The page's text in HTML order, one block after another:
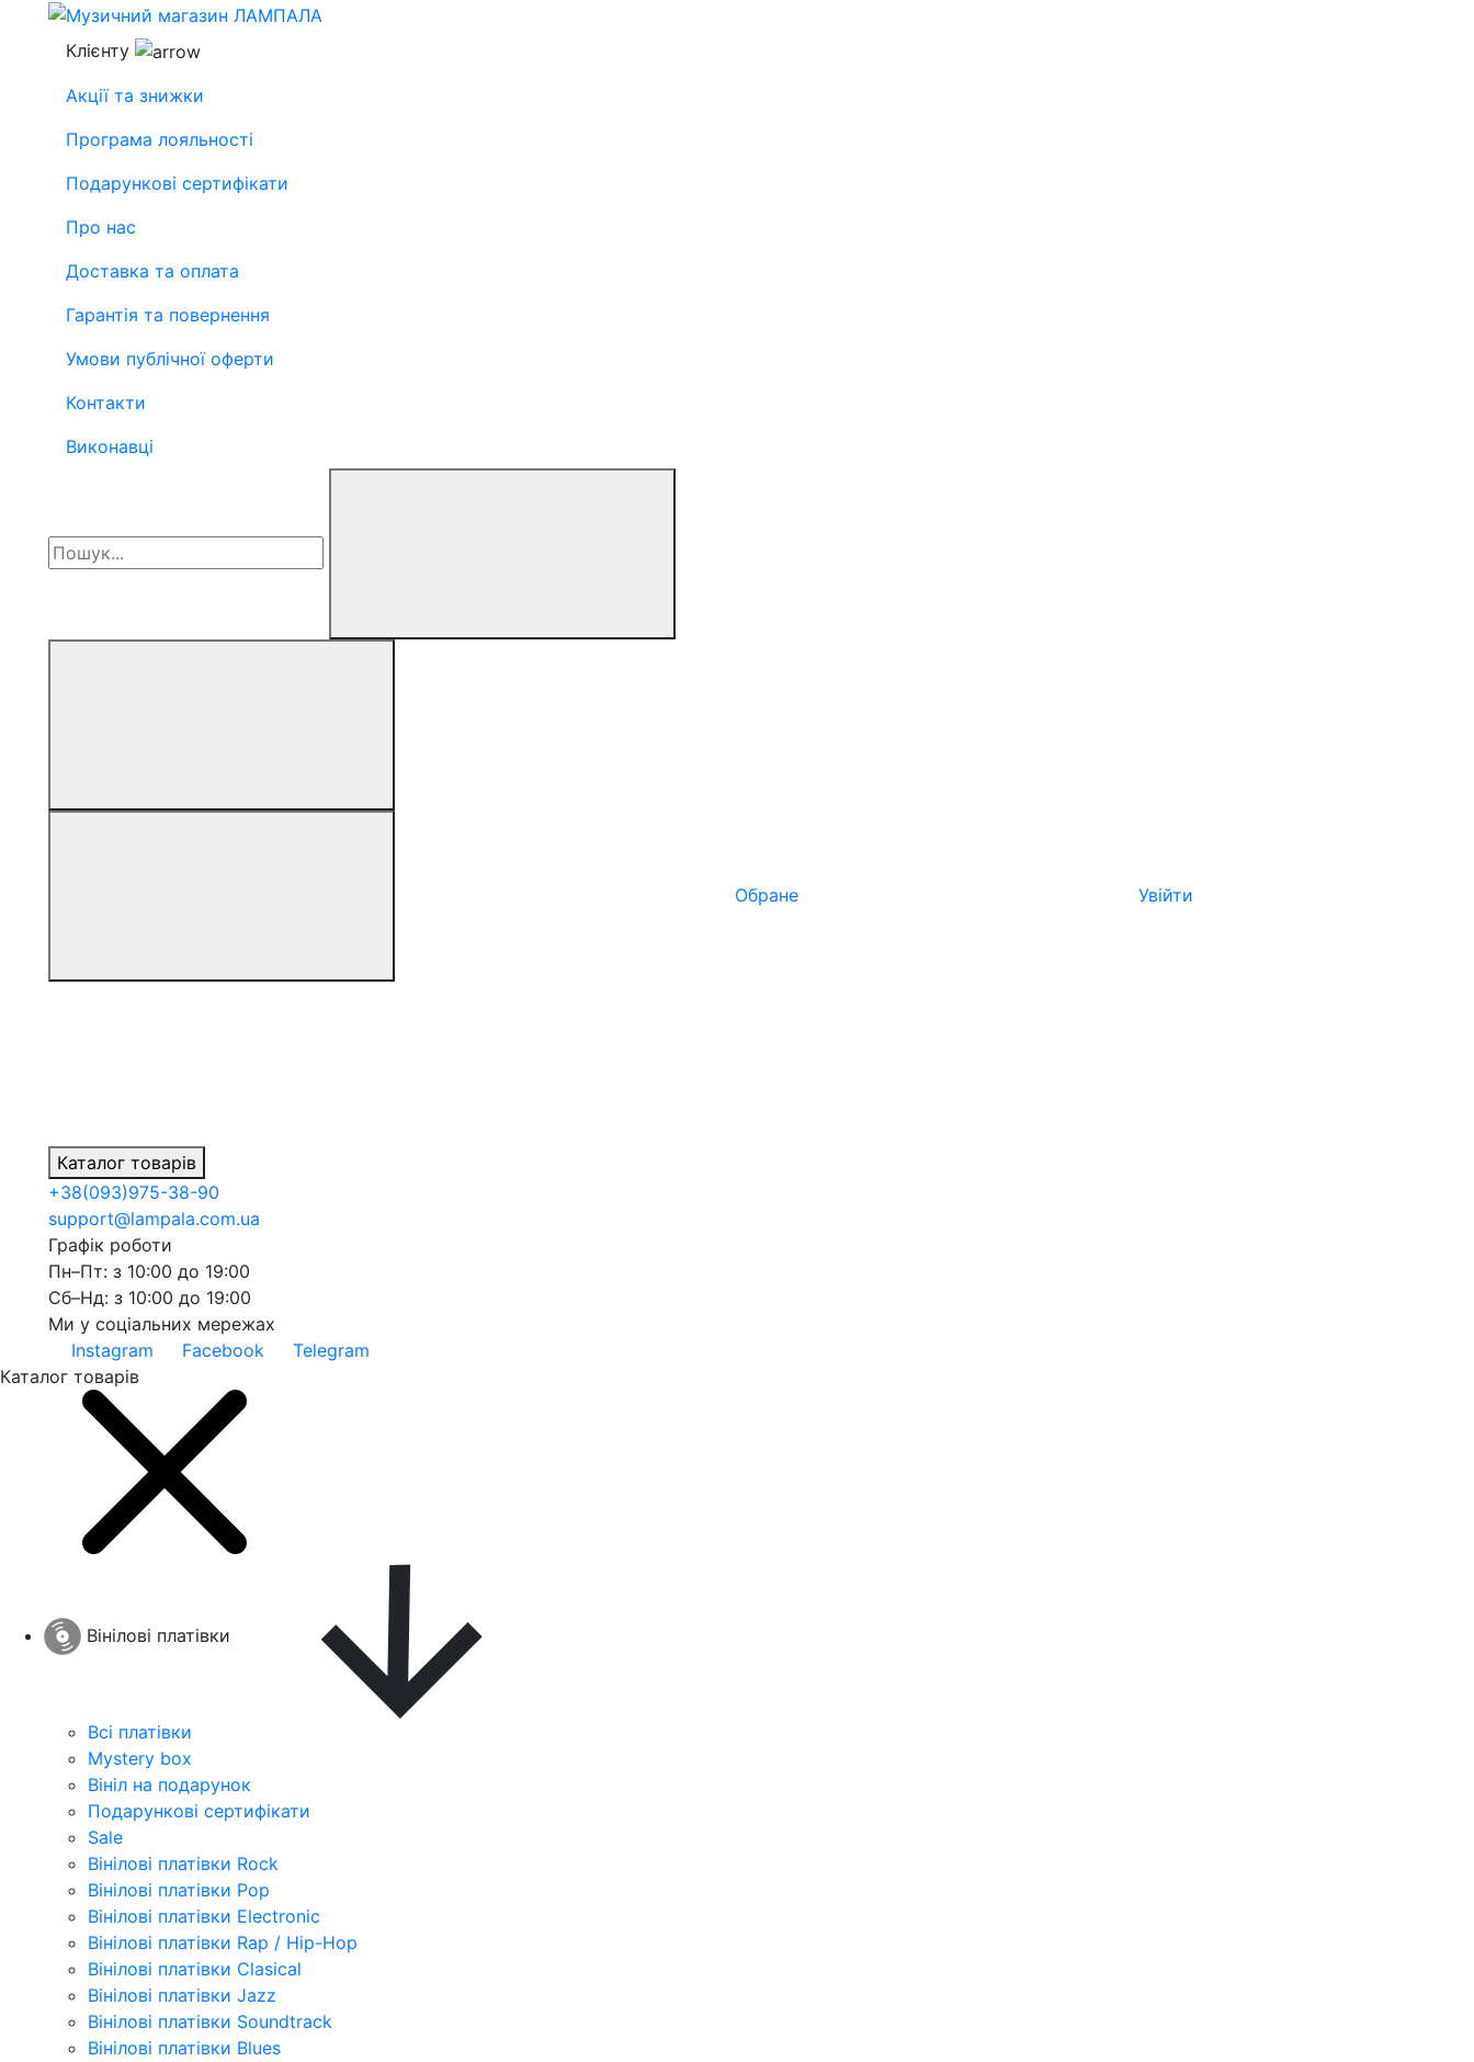
Клієнту
Акції та знижки
Програма лояльності
Подарункові сертифікати
Про нас
Доставка та оплата
Гарантія та повернення
Умови публічної оферти
Контакти
Виконавці
Обране Увійти
Каталог товарів
+38(093)975-38-90
support@lampala.com.ua
Графік роботи
Пн–Пт: з 10:00 до 19:00
Сб–Нд: з 10:00 до 19:00
Ми у соціальних мережах
Instagram
Facebook
Telegram
Каталог товарів
Вінілові платівки
Всі платівки
Mystery box
Вініл на подарунок
Подарункові сертифікати
Sale
Вінілові платівки Rock
Вінілові платівки Pop
Вінілові платівки Electronic
Вінілові платівки Rap / Hip-Hop
Вінілові платівки Clasical
Вінілові платівки Jazz
Вінілові платівки Soundtrack
Вінілові платівки Blues